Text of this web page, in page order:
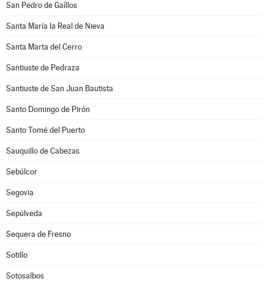
San Pedro de Gaíllos
Santa María la Real de Nieva
Santa Marta del Cerro
Santiuste de Pedraza
Santiuste de San Juan Bautista
Santo Domingo de Pirón
Santo Tomé del Puerto
Sauquillo de Cabezas
Sebúlcor
Segovia
Sepúlveda
Sequera de Fresno
Sotillo
Sotosalbos